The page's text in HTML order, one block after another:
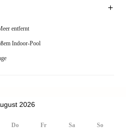
entfernt
Indoor-Pool
2026
Do Fr Sa So